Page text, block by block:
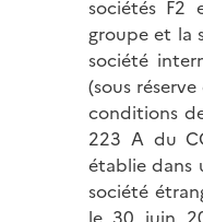
sociétés F2
groupe et la
société
(sous
conditions
223 A du
établie dans
société